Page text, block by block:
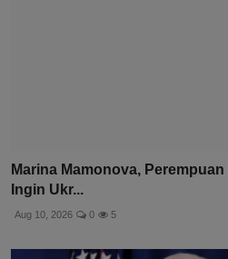
Marina Mamonova,
Ingin Ukr...
Aug 10, 2026 0 5